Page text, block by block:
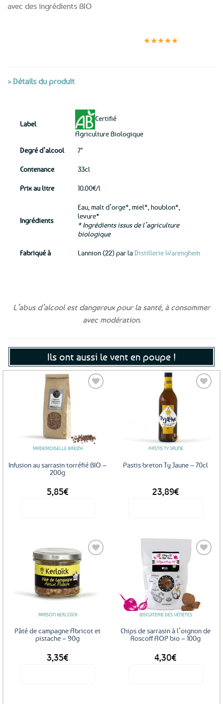
avec des ingrédients BIO
★★★★★
> Détails du produit
Label
Certifié
Agriculture Biologique
Degré d’alcool
7°
Contenance 33cl
Prix au litre 10.00€/l
Ingrédients
Eau, malt d’orge*, miel*, houblon*,
levure*
* Ingrédients issus de l’agriculture
biologique
Fabriqué à Lannion (22) par la Distillerie Warenghem
L’abus d’alcool est dangereux pour la santé, à consommer
avec modération.
Ils ont aussi le vent en poupe !
MADEMOISELLE BREIZH
Infusion au sarrasin torréfié BIO –
200g
5,85€
PASTIS TY JAUNE
Pastis breton Ty Jaune – 70cl
23,89€
favoris
MAISON KERLOÏCK
Pâté de campagne Abricot et
pistache – 90g
3,35€
BISCUITERIE DES VÉNÈTES
Chips de sarrasin à l’oignon de
Roscoff AOP bio – 100g
4,30€